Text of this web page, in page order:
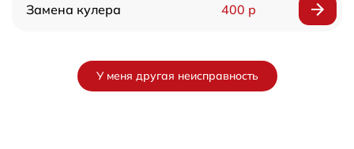
Замена кулера 400 р
У меня другая неисправность